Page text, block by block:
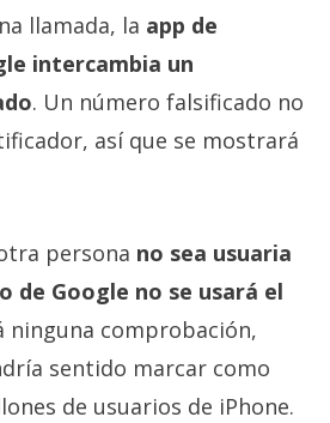
llamada, la app de
intercambia un
. Un número falsificado no
así que se mostrará
persona no sea usuaria
de Google no se usará el
ninguna comprobación,
sentido marcar como
de usuarios de iPhone.